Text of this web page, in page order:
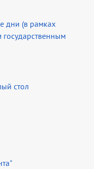
дни (в рамках
государственным
стол